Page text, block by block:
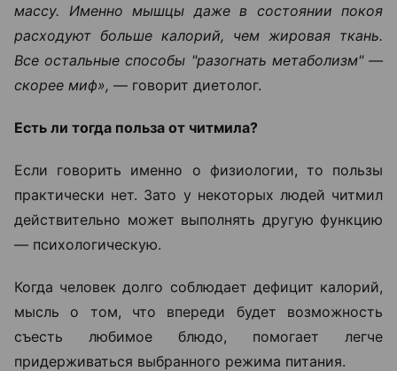
массу. Именно мышцы даже в состоянии покоя
расходуют больше калорий, чем жировая ткань.
Все остальные способы "разогнать метаболизм" —
скорее миф», — говорит диетолог.
Есть ли тогда польза от читмила?
Если говорить именно о физиологии, то пользы
практически нет. Зато у некоторых людей читмил
действительно может выполнять другую функцию
— психологическую.
Когда человек долго соблюдает дефицит калорий,
мысль о том, что впереди будет возможность
съесть любимое блюдо, помогает легче
придерживаться выбранного режима питания.